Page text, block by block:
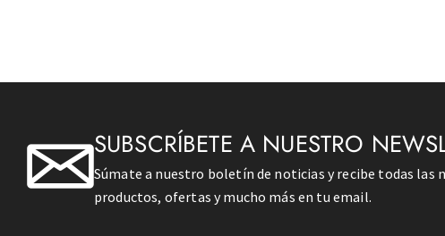
SUBSCRÍBETE A NUESTRO
Súmate a nuestro boletín de noticias y recibe todas las
productos, ofertas y mucho más en tu email.